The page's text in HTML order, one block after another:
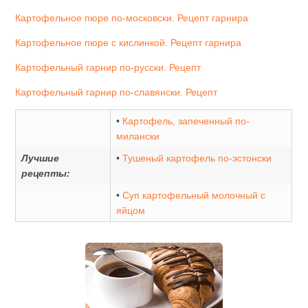
Картофельное пюре по-московски. Рецепт гарнира
Картофельное пюре с кислинкой. Рецепт гарнира
Картофельный гарнир по-русски. Рецепт
Картофельный гарнир по-славянски. Рецепт
• Картофель, запеченный по-
милански
Лучшие
рецепты:
•Тушеный картофель по-эстонски
•Суп картофельный молочный с
яйцом